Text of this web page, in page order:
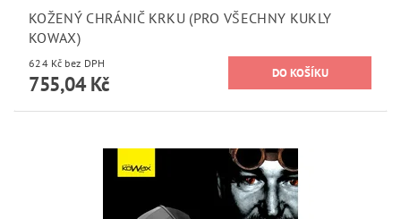
KOŽENÝ CHRÁNIČ KRKU (PRO VŠECHNY KUKLY
KOWAX)
624 Kč bez DPH
755,04 Kč